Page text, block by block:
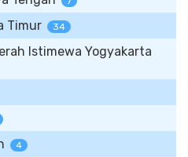
Timur 34
Istimewa Yogyakarta
4